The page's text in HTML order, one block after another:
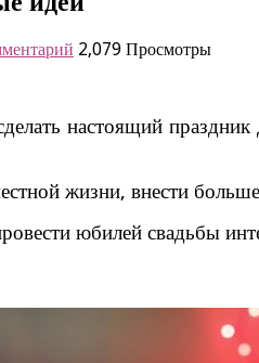
2,079 Просмотры
настоящий
жизни, внести
юбилей свадьбы